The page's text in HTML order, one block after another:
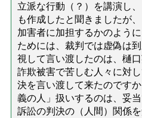
立派な行動（？）を講演し
も作成したと聞きましたが
加害者に加担するかのよう
ためには、裁判では虚偽は
視して言い渡したのは、樋
詐欺被害で苦しむ人々に対
決を言い渡して来たのです
義の人」扱いするのは、妥
訴訟の判決の（人間）関係